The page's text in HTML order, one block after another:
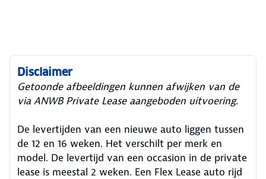
Disclaimer
Getoonde afbeeldingen kunnen afwijken van de
via ANWB Private Lease aangeboden uitvoering.
De levertijden van een nieuwe auto liggen tussen
de 12 en 16 weken. Het verschilt per merk en
model. De levertijd van een occasion in de private
lease is meestal 2 weken. Een Flex Lease auto rijd